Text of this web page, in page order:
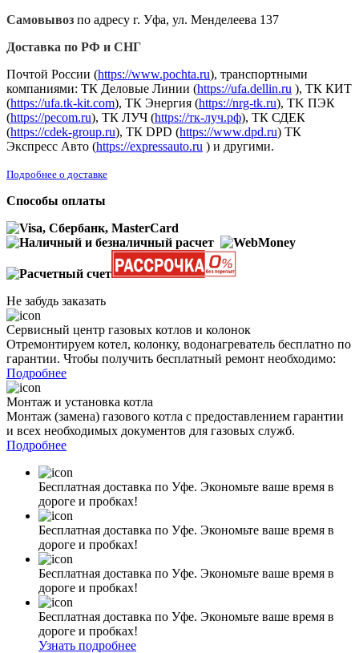
Самовывоз по адресу г. Уфа, ул. Менделеева 137
Доставка по РФ и СНГ
Почтой России (https://www.pochta.ru), транспортными
компаниями: ТК Деловые Линии (https://ufa.dellin.ru ), ТК КИТ
(https://ufa.tk-kit.com), ТК Энергия (https://nrg-tk.ru), ТK ПЭК
(https://pecom.ru), ТК ЛУЧ (https://тк-луч.рф), ТК СДЕК
(https://cdek-group.ru), ТК DPD (https://www.dpd.ru) ТК
Экспресс Авто (https://expressauto.ru ) и другими.
Подробнее о доставке
Способы оплаты
Не забудь заказать
Сервисный центр газовых котлов и колонок
Отремонтируем котел, колонку, водонагреватель бесплатно по
гарантии. Чтобы получить бесплатный ремонт необходимо:
Подробнее
Монтаж и установка котла
Монтаж (замена) газового котла с предоставлением гарантии
и всех необходимых документов для газовых служб.
Подробнее
Бесплатная доставка по Уфе. Экономьте ваше время в
дороге и пробках!
Бесплатная доставка по Уфе. Экономьте ваше время в
дороге и пробках!
Бесплатная доставка по Уфе. Экономьте ваше время в
дороге и пробках!
Бесплатная доставка по Уфе. Экономьте ваше время в
дороге и пробках!
Узнать подробнее